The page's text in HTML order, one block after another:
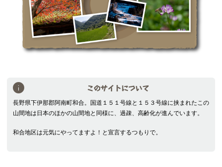
このサイトについて
長野県下伊那郡阿南町和合。国道１５１号線と１５３号線に挟まれたこの
山間地は日本のほかの山間地と同様に、過疎、高齢化が進んでいます。
和合地区は元気にやってますよ！と宣言するつもりで。